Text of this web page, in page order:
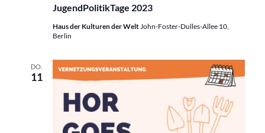
JugendPolitikTage 2023
Haus der Kulturen der Welt John-Foster-Dulles-Allee 10,
Berlin
DO.
11